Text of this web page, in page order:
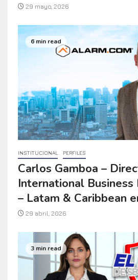
29 mayo, 2026
6 min read
INSTITUCIONAL PERFILES
Carlos Gamboa –
International
– Latam & Caribbean
29 abril, 2026
3 min read